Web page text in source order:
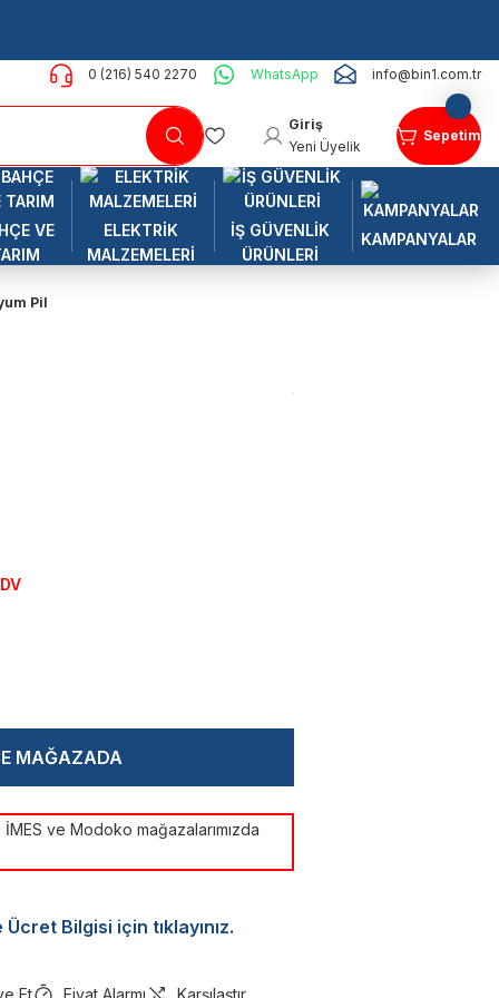
0 (216) 540 2270 WhatsApp info@bin1.com.tr
Giriş
Yeni Üyelik
Sepetim
VE
ELEKTRİK
MALZEMELERİ
İŞ GÜVENLİK
ÜRÜNLERİ
KAMPANYALAR
Pil
MAĞAZADA
ve Modoko mağazalarımızda
Bilgisi için tıklayınız.
Et Fiyat Alarmı Karşılaştır